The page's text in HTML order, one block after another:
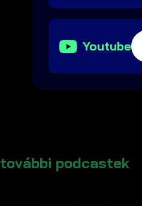
Youtube
további podcastek